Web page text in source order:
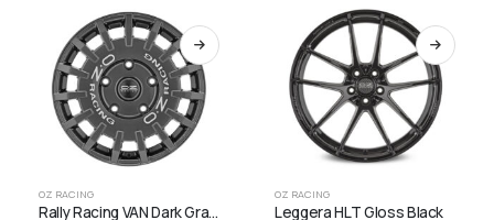
OZ RACING
Rally Racing VAN Dark Graphite+Silver Lettering
OZ RACING
Leggera HLT Gloss Black